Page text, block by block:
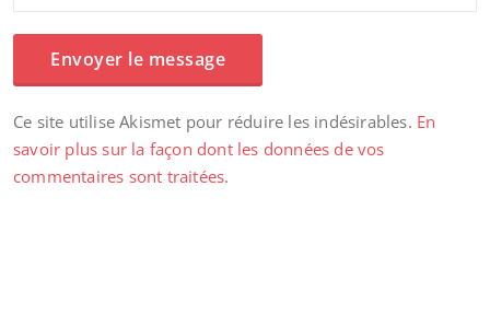
Ce site utilise Akismet pour réduire les indésirables. En
savoir plus sur la façon dont les données de vos
commentaires sont traitées.